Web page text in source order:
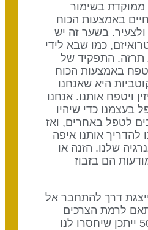
של שער 27 ממוקדת בשימור
באמצעות הכוח
בשער זה יש
כמו שבא לידי
התפקיד של
ולטפח באמצעות הכוח
היא שאנחנו
ויטפח אותנו. אנחנו
בעצמנו כדי שיהיו
לטפל באחרים, ואז
אותנו איפה
שלנו. הזנה או
הם בזבוז
דרך להתחבר אל
לרמת הצרכים
הנדרשת. ללא שער 50 ייתכן שיחסרו לנו